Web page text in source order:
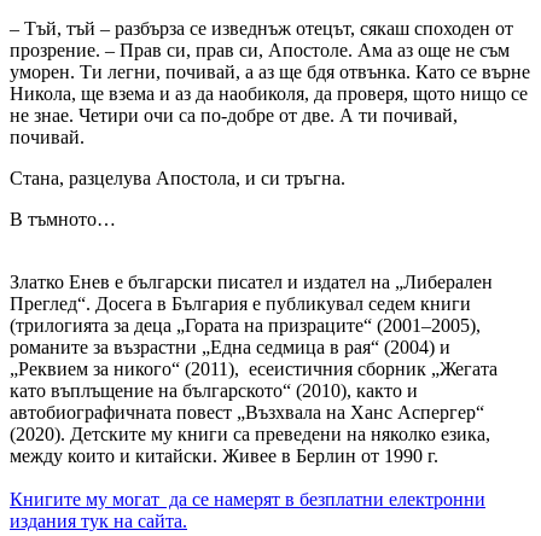
– Тъй, тъй – разбърза се изведнъж отецът, сякаш споходен от
прозрение. – Прав си, прав си, Апостоле. Ама аз още не съм
уморен. Ти легни, почивай, а аз ще бдя отвънка. Като се върне
Никола, ще взема и аз да наобиколя, да проверя, щото нищо се
не знае. Четири очи са по-добре от две. А ти почивай,
почивай.
Стана, разцелува Апостола, и си тръгна.
В тъмното…
Златко Енев е български писател и издател на „Либерален
Преглед“. Досега в България е публикувал седем книги
(трилогията за деца „Гората на призраците“ (2001–2005),
романите за възрастни „Една седмица в рая“ (2004) и
„Реквием за никого“ (2011), есеистичния сборник „Жегата
като въплъщение на българското“ (2010), както и
автобиографичната повест „Възхвала на Ханс Аспергер“
(2020). Детските му книги са преведени на няколко езика,
между които и китайски. Живее в Берлин от 1990 г.
Книгите му могат да се намерят в безплатни електронни
издания тук на сайта.